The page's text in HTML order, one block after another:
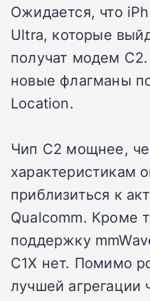
Ожидается, что
Ultra, которые
получат модем
новые флагманы
Location.
Чип C2 мощнее,
характеристикам
приблизиться к
Qualcomm. Кроме
поддержку
C1X нет. Помимо
лучшей агрегации